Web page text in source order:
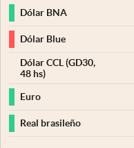
Dólar BNA
Dólar Blue
Dólar CCL (GD30,
48 hs)
Euro
Real brasileño